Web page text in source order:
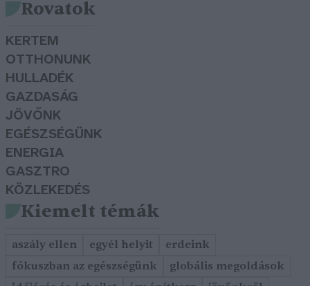
Rovatok
KERTEM
OTTHONUNK
HULLADÉK
GAZDASÁG
JÖVŐNK
EGÉSZSÉGÜNK
ENERGIA
GASZTRO
KÖZLEKEDÉS
Kiemelt témák
aszály ellen egyél helyit
erdeink
fókuszban az egészségünk
globális megoldások